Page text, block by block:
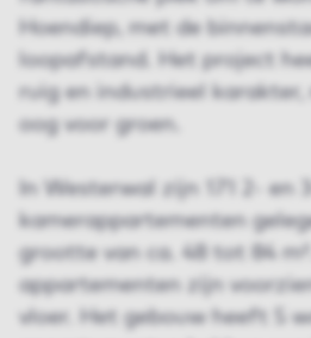
Hoendiep, met de
loopafstand. Het project
ruig en industrieel
oog voor groen.
In Westerwal zijn 171 2- en 3-
kamerappartementen
grootte van ca. 48 tot 84
appartementen zijn
vloer. Het gebouw heeft 5